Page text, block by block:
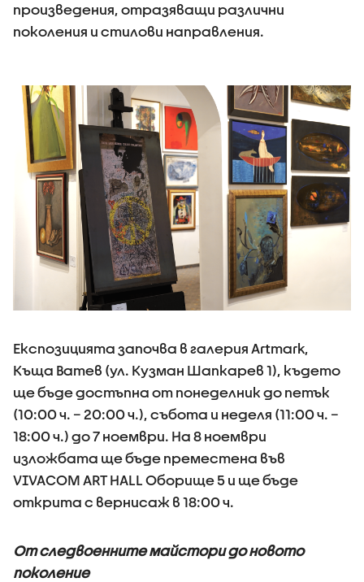
произведения, отразяващи различни
поколения и стилови направления.
Експозицията започва в галерия Artmark,
Къща Ватев (ул. Кузман Шапкарев 1), където
ще бъде достъпна от понеделник до петък
(10:00 ч. – 20:00 ч.), събота и неделя (11:00 ч. –
18:00 ч.) до 7 ноември. На 8 ноември
изложбата ще бъде преместена във
VIVACOM ART HALL Оборище 5 и ще бъде
открита с вернисаж в 18:00 ч.
От следвоенните майстори до новото
поколение